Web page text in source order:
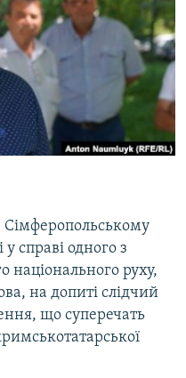
справі одного з
національного руху,
на допиті слідчий
що суперечать